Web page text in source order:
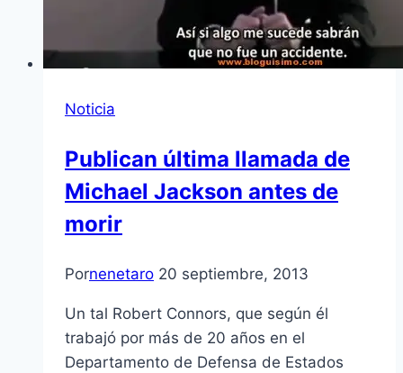
Noticia
Publican última llamada de
Michael Jackson antes de
morir
Pornenetaro 20 septiembre, 2013
Un tal Robert Connors, que según él
trabajó por más de 20 años en el
Departamento de Defensa de Estados